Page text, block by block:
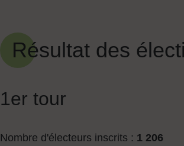
Résultat des
1er tour
Nombre d'électeurs inscrits : 1 206